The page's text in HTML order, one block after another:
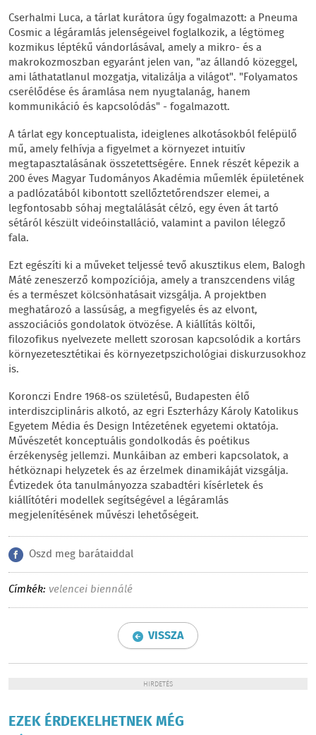
Cserhalmi Luca, a tárlat kurátora úgy fogalmazott: a Pneuma
Cosmic a légáramlás jelenségeivel foglalkozik, a légtömeg
kozmikus léptékű vándorlásával, amely a mikro- és a
makrokozmoszban egyaránt jelen van, "az állandó közeggel,
ami láthatatlanul mozgatja, vitalizálja a világot". "Folyamatos
cserélődése és áramlása nem nyugtalanág, hanem
kommunikáció és kapcsolódás" - fogalmazott.
A tárlat egy konceptualista, ideiglenes alkotásokból felépülő
mű, amely felhívja a figyelmet a környezet intuitív
megtapasztalásának összetettségére. Ennek részét képezik a
200 éves Magyar Tudományos Akadémia műemlék épületének
a padlózatából kibontott szellőztetőrendszer elemei, a
legfontosabb sóhaj megtalálását célzó, egy éven át tartó
sétáról készült videóinstalláció, valamint a pavilon lélegző
fala.
Ezt egészíti ki a műveket teljessé tevő akusztikus elem, Balogh
Máté zeneszerző kompozíciója, amely a transzcendens világ
és a természet kölcsönhatásait vizsgálja. A projektben
meghatározó a lassúság, a megfigyelés és az elvont,
asszociációs gondolatok ötvözése. A kiállítás költői,
filozofikus nyelvezete mellett szorosan kapcsolódik a kortárs
környezetesztétikai és környezetpszichológiai diskurzusokhoz
is.
Koronczi Endre 1968-os születésű, Budapesten élő
interdiszciplináris alkotó, az egri Eszterházy Károly Katolikus
Egyetem Média és Design Intézetének egyetemi oktatója.
Művészetét konceptuális gondolkodás és poétikus
érzékenység jellemzi. Munkáiban az emberi kapcsolatok, a
hétköznapi helyzetek és az érzelmek dinamikáját vizsgálja.
Évtizedek óta tanulmányozza szabadtéri kísérletek és
kiállítótéri modellek segítségével a légáramlás
megjelenítésének művészi lehetőségeit.
Oszd meg barátaiddal
Címkék: velencei biennálé
VISSZA
HIRDETÉS
EZEK ÉRDEKELHETNEK MÉG